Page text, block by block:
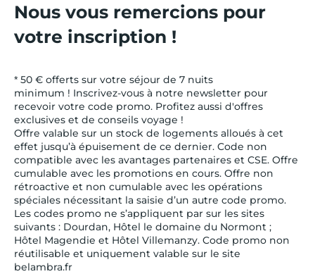
Nous vous remercions pour
votre inscription !
* 50 € offerts sur votre séjour de 7 nuits
minimum ! Inscrivez-vous à notre newsletter pour
recevoir votre code promo. Profitez aussi d'offres
exclusives et de conseils voyage !
Offre valable sur un stock de logements alloués à cet
effet jusqu’à épuisement de ce dernier. Code non
compatible avec les avantages partenaires et CSE. Offre
cumulable avec les promotions en cours. Offre non
rétroactive et non cumulable avec les opérations
spéciales nécessitant la saisie d’un autre code promo.
Les codes promo ne s’appliquent par sur les sites
suivants : Dourdan, Hôtel le domaine du Normont ;
Hôtel Magendie et Hôtel Villemanzy. Code promo non
réutilisable et uniquement valable sur le site
belambra.fr